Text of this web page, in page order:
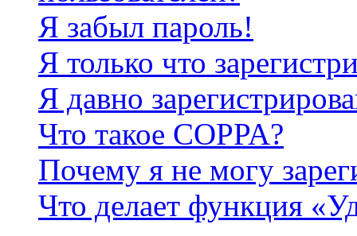
Я забыл пароль!
Я только что
Я давно
Что такое COPPA?
Почему я не могу
Что делает функция